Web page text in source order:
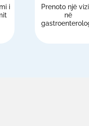
i
Prenoto një
në